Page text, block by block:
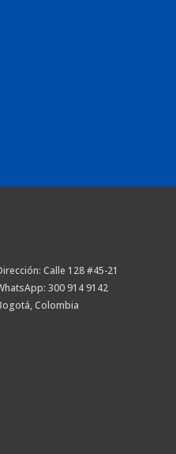
Calle 128 #45-21
300 914 9142
Colombia